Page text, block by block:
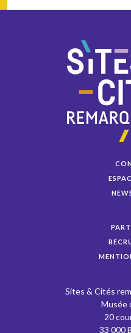
Sites & Cités
Musée
20
33 000